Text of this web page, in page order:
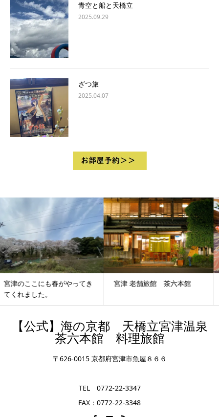
青空と船と天橋立
2025.09.29
ざつ旅
2025.04.07
宮津 老舗旅館 茶六本館 蟹の美味しい温泉宿 関西
【公式】海の京都 天橋立宮津温泉
茶六本館 料理旅館
〒626-0015 京都府宮津市魚屋８６６
TEL 0772-22-3347
FAX：0772-22-3348